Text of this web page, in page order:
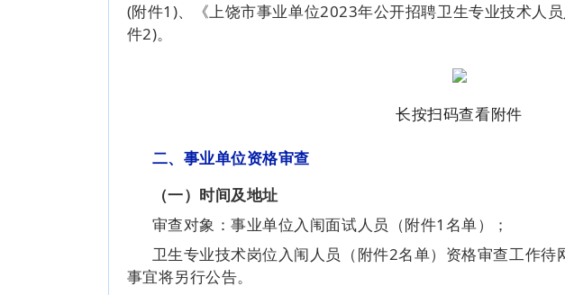
(附件1)、《上饶市事业单位2023年公开招聘卫生专业技术人
件2)。
长按扫码查看附件
二、事业单位资格审查
（一）时间及地址
审查对象：事业单位入闱面试人员（附件1名单）；
卫生专业技术岗位入闱人员（附件2名单）资格审查工作待
事宜将另行公告。